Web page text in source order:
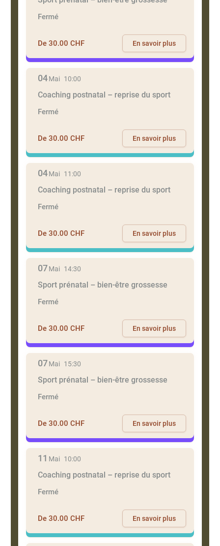
Fermé
De 30.00 CHF En savoir plus
04Mai 10:00
Coaching postnatal – reprise du sport
Fermé
De 30.00 CHF En savoir plus
04Mai 11:00
Coaching postnatal – reprise du sport
Fermé
De 30.00 CHF En savoir plus
07Mai 14:30
Sport prénatal – bien-être grossesse
Fermé
De 30.00 CHF En savoir plus
07Mai 15:30
Sport prénatal – bien-être grossesse
Fermé
De 30.00 CHF En savoir plus
11 Mai 10:00
Coaching postnatal – reprise du sport
Fermé
De 30.00 CHF En savoir plus